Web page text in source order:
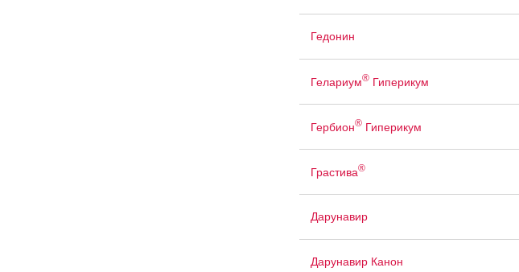
Гедонин
Гелариум®Гиперикум
Гербион®Гиперикум
Грастива®
Дарунавир
Дарунавир Канон